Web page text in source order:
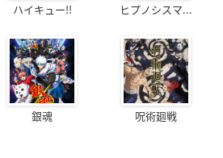
ハイキュー!! ヒプノシスマ...
銀魂 呪術廻戦